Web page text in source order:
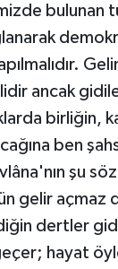
bulunan
ancak
birliğin,
ben
şu
gelir açmaz
dertler
hayat